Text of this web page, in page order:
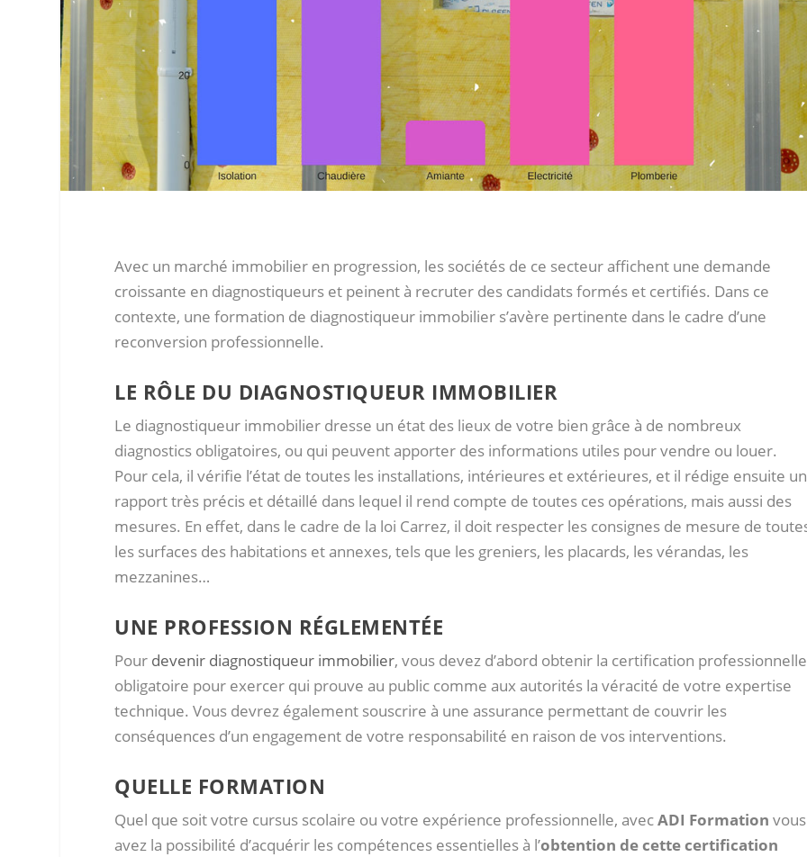
Avec un marché immobilier en progression, les sociétés de ce secteur affichent une demande
croissante en diagnostiqueurs et peinent à recruter des candidats formés et certifiés. Dans ce
contexte, une formation de diagnostiqueur immobilier s’avère pertinente dans le cadre d’une
reconversion professionnelle.
LE RÔLE DU DIAGNOSTIQUEUR IMMOBILIER
Le diagnostiqueur immobilier dresse un état des lieux de votre bien grâce à de nombreux
diagnostics obligatoires, ou qui peuvent apporter des informations utiles pour vendre ou louer.
Pour cela, il vérifie l’état de toutes les installations, intérieures et extérieures, et il rédige ensuite un
rapport très précis et détaillé dans lequel il rend compte de toutes ces opérations, mais aussi des
mesures. En effet, dans le cadre de la loi Carrez, il doit respecter les consignes de mesure de
les surfaces des habitations et annexes, tels que les greniers, les placards, les vérandas, les
mezzanines…
UNE PROFESSION RÉGLEMENTÉE
Pour devenir diagnostiqueur immobilier, vous devez d’abord obtenir la certification professionnelle
obligatoire pour exercer qui prouve au public comme aux autorités la véracité de votre expertise
technique. Vous devrez également souscrire à une assurance permettant de couvrir les
conséquences d’un engagement de votre responsabilité en raison de vos interventions.
QUELLE FORMATION
Quel que soit votre cursus scolaire ou votre expérience professionnelle, avecADI Formation vous
avez la possibilité d’acquérir les compétences essentielles à l’obtention de cette certification